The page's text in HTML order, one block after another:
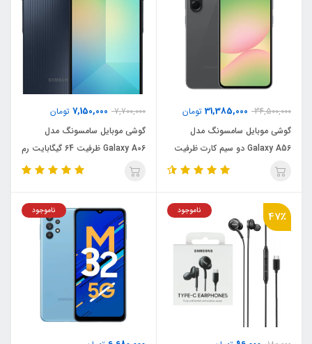
34,500,000
31,385,000 تومان
گوشی موبایل سامسونگ مدل
Galaxy A56 دو سیم کارت ظرفیت
256 گیگابایت و رم 8 گیگابایت -
7,700,000
7,150,000 تومان
گوشی موبایل سامسونگ مدل
Galaxy A06 ظرفیت 64 گیگابایت رم
47٪ ناموجود ناموجود